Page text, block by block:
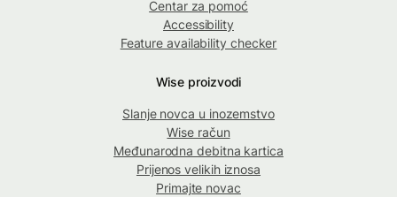
Centar za pomoć
Accessibility
Feature availability checker
Wise proizvodi
Slanje novca u inozemstvo
Wise račun
Međunarodna debitna kartica
Prijenos velikih iznosa
Primajte novac